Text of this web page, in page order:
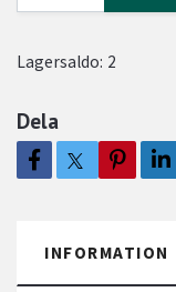
Lagersaldo: 2
Dela
INFORMATION